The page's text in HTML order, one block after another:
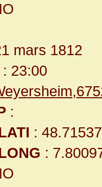
mars 1812
: 23:00
:
:
: